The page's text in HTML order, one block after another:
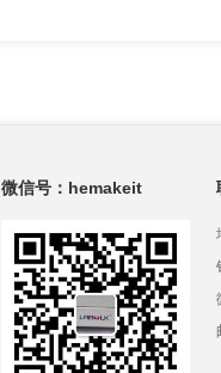
微信号：hemakeit